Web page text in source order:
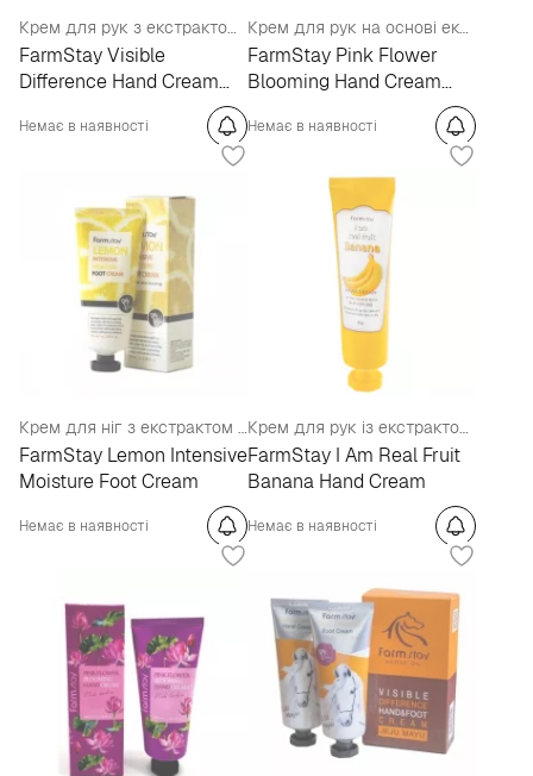
Крем для рук з екстрактом полуниці
FarmStay Visible
Difference Hand Cream
Немає в наявності
Крем для рук на основі екстракту водяної лілії
FarmStay Pink Flower
Blooming Hand Cream
Немає в наявності
Крем для ніг з екстрактом лимона
FarmStay Lemon Intensive
Moisture Foot Cream
Немає в наявності
Крем для рук із екстрактом банана
FarmStay I Am Real Fruit
Banana Hand Cream
Немає в наявності